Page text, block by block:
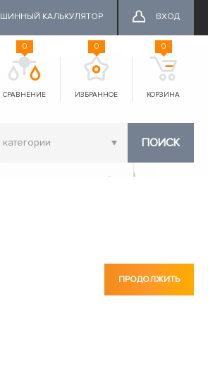
ШИННЫЙ КАЛЬКУЛЯТОР ВХОД
СРАВНЕНИЕ
0
ИЗБРАННОЕ
0
КОРЗИНА
0
ПОИСК
ПРОДОЛЖИТЬ